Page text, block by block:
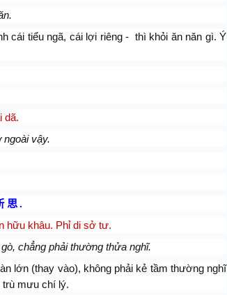
cái tiểu ngã, cái lợi riêng - thì khỏi ăn năn gì. Ý
dã.
vậy.
思.
hữu khâu. Phỉ di sở tư.
chẳng phải thường thửa nghĩ.
lớn (thay vào), không phải kẻ tầm thường nghĩ
trù mưu chí lý.